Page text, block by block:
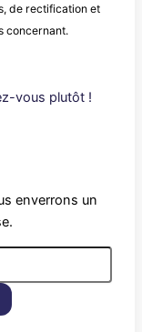
de rectification et
concernant.
vous plutôt !
enverrons un